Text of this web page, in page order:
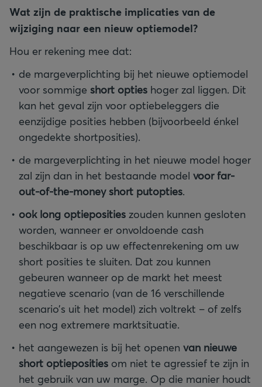
Wat zijn de praktische implicaties van de
wijziging naar een nieuw optiemodel?
Hou er rekening mee dat:
de margeverplichting bij het nieuwe optiemodel
voor sommige short opties hoger zal liggen. Dit
kan het geval zijn voor optiebeleggers die
eenzijdige posities hebben (bijvoorbeeld énkel
ongedekte shortposities).
de margeverplichting in het nieuwe model hoger
zal zijn dan in het bestaande model voor far-
out-of-the-money short putopties.
ook long optieposities zouden kunnen gesloten
worden, wanneer er onvoldoende cash
beschikbaar is op uw effectenrekening om uw
short posities te sluiten. Dat zou kunnen
gebeuren wanneer op de markt het meest
negatieve scenario (van de 16 verschillende
scenario’s uit het model) zich voltrekt – of zelfs
een nog extremere marktsituatie.
het aangewezen is bij het openen van nieuwe
short optieposities om niet te agressief te zijn in
het gebruik van uw marge. Op die manier houdt